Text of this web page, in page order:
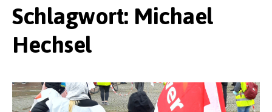
Schlagwort: Michael
Hechsel